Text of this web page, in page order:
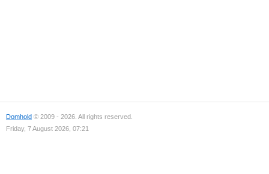
Domhold © 2009 - 2026. All rights reserved.
Friday, 7 August 2026, 07:21